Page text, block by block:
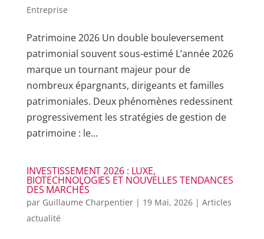
Entreprise
Patrimoine 2026 Un double bouleversement
patrimonial souvent sous-estimé L’année 2026
marque un tournant majeur pour de
nombreux épargnants, dirigeants et familles
patrimoniales. Deux phénomènes redessinent
progressivement les stratégies de gestion de
patrimoine : le...
INVESTISSEMENT 2026 : LUXE,
BIOTECHNOLOGIES ET NOUVELLES TENDANCES
DES MARCHÉS
par Guillaume Charpentier| 19 Mai, 2026| Articles
actualité